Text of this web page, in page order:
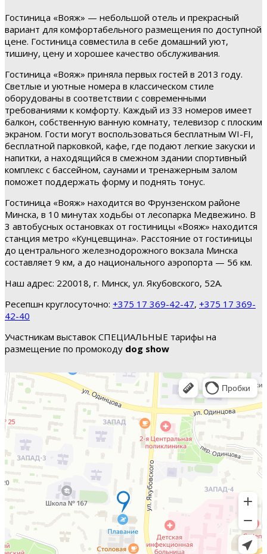
Гостиница «Вояж» — небольшой отель и прекрасный
вариант для комфортабельного размещения по доступной
цене. Гостиница совместила в себе домашний уют,
тишину, цену и хорошее качество обслуживания.
Гостиница «Вояж» приняла первых гостей в 2013 году.
Светлые и уютные номера в классическом стиле
оборудованы в соответствии с современными
требованиями к комфорту. Каждый из 33 номеров имеет
балкон, собственную ванную комнату, телевизор с плоским
экраном. Гости могут воспользоваться бесплатным WI-FI,
бесплатной парковкой, кафе, где подают легкие закуски и
напитки, а находящийся в смежном здании спортивный
комплекс с бассейном, саунами и тренажерным залом
поможет поддержать форму и поднять тонус.
Гостиница «Вояж» находится во Фрунзенском районе
Минска, в 10 минутах ходьбы от лесопарка Медвежино. В
3 автобусных остановках от гостиницы «Вояж» находится
станция метро «Кунцевщина». Расстояние от гостиницы
до центрального железнодорожного вокзала Минска
составляет 9 км, а до национального аэропорта — 56 км.
Наш адрес: 220018, г. Минск, ул. Якубовского, 52А.
Ресепшн круглосуточно: +375 17 369-42-47, +375 17 369-
42-40
Участникам выставок СПЕЦИАЛЬНЫЕ тарифы на
размещение по промокоду dog show